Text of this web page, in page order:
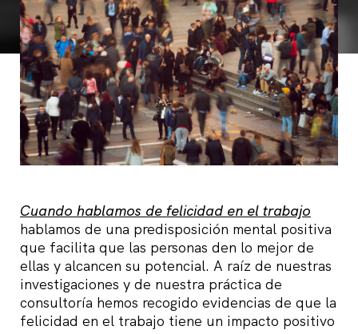
Cuando hablamos de felicidad en el trabajo
hablamos de una predisposición mental positiva
que facilita que las personas den lo mejor de
ellas y alcancen su potencial. A raíz de nuestras
investigaciones y de nuestra práctica de
consultoría hemos recogido evidencias de que la
felicidad en el trabajo tiene un impacto positivo